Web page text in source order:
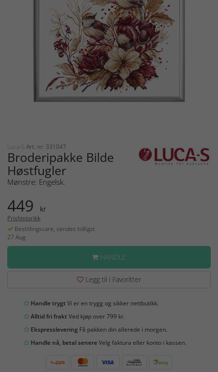
Luca-S Art. nr: 331047
Broderipakke Bilde
Høstfugler
Mønstre: Engelsk.
449 kr
Prishistorikk
Bestillingsvare, sendes tidligst
27 Aug
HANDLE
Legg til i Favoritter
Handle trygtVi er en trygg og sikker nettbutikk.
Alltid fri fraktVed kjøp over 799 kr.
Ekspresslevering Få pakken din allerede i morgen.
Handle nå, betal senereVelg faktura eller konto i kassen.